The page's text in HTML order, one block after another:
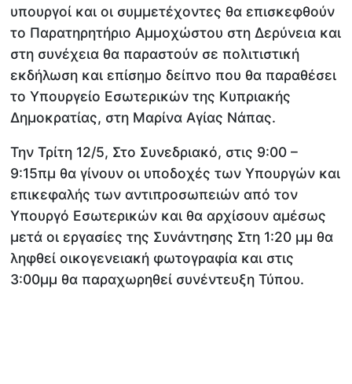
υπουργοί και οι συμμετέχοντες θα επισκεφθούν
το Παρατηρητήριο Αμμοχώστου στη Δερύνεια και
στη συνέχεια θα παραστούν σε πολιτιστική
εκδήλωση και επίσημο δείπνο που θα παραθέσει
το Υπουργείο Εσωτερικών της Κυπριακής
Δημοκρατίας, στη Μαρίνα Αγίας Νάπας.
Την Τρίτη 12/5, Στο Συνεδριακό, στις 9:00 –
9:15πμ θα γίνουν οι υποδοχές των Υπουργών και
επικεφαλής των αντιπροσωπειών από τον
Υπουργό Εσωτερικών και θα αρχίσουν αμέσως
μετά οι εργασίες της Συνάντησης Στη 1:20 μμ θα
ληφθεί οικογενειακή φωτογραφία και στις
3:00μμ θα παραχωρηθεί συνέντευξη Τύπου.